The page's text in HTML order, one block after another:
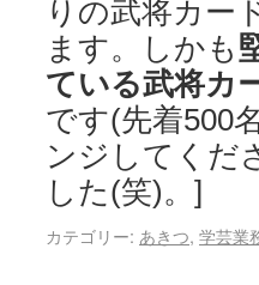
りの武将カー
ます。しかも
ている武将カ
です(先着500
ンジしてくだ
した(笑)。]
カテゴリー: あきつ, 学芸業